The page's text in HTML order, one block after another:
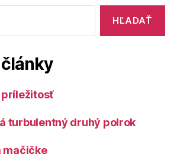
Žilina“
príležitosť
turbulentný druhý polrok
mačičke